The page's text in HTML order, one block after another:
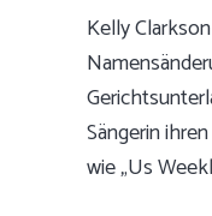
Kelly
Sängerin
wie „Us